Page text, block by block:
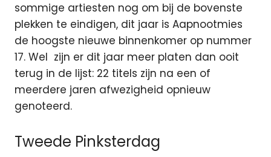
sommige artiesten nog om bij de bovenste
plekken te eindigen, dit jaar is Aapnootmies
de hoogste nieuwe binnenkomer op nummer
17. Wel zijn er dit jaar meer platen dan ooit
terug in de lijst: 22 titels zijn na een of
meerdere jaren afwezigheid opnieuw
genoteerd.
Tweede Pinksterdag